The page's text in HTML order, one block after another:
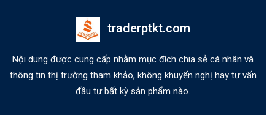
traderptkt.com
Nội dung được cung cấp nhằm mục đích chia sẻ cá nhân và
thông tin thị trường tham khảo, không khuyến nghị hay tư vấn
đầu tư bất kỳ sản phẩm nào.